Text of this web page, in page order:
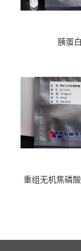
胰蛋
重组无机焦磷